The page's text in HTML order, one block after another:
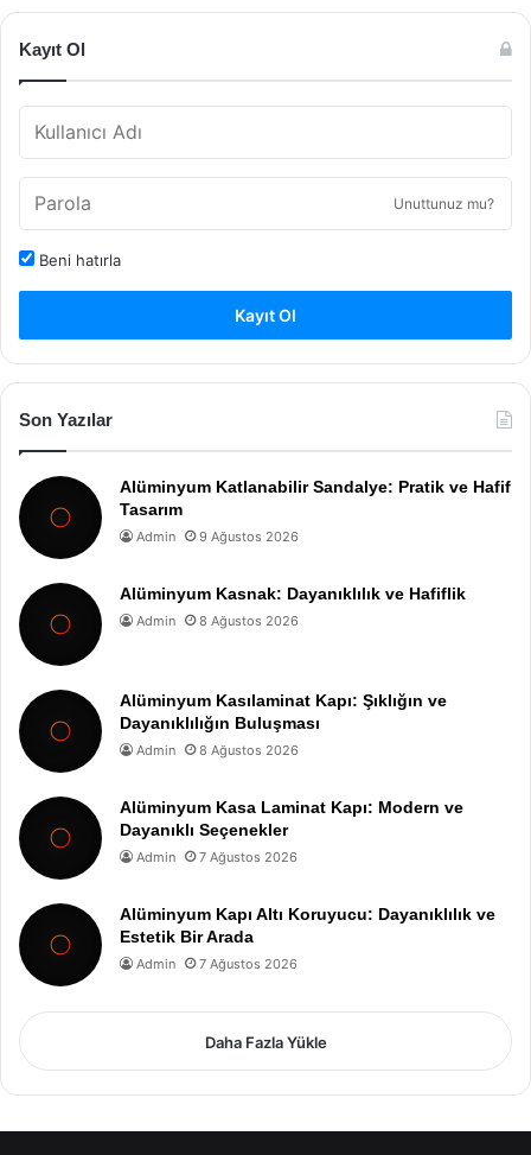
Kayıt Ol
Unuttunuz mu?
Beni hatırla
Kayıt Ol
Son Yazılar
Alüminyum Katlanabilir Sandalye: Pratik ve Hafif
Tasarım
Admin 9 Ağustos 2026
Alüminyum Kasnak: Dayanıklılık ve Hafiflik
Admin 8 Ağustos 2026
Alüminyum Kasılaminat Kapı: Şıklığın ve
Dayanıklılığın Buluşması
Admin 8 Ağustos 2026
Alüminyum Kasa Laminat Kapı: Modern ve
Dayanıklı Seçenekler
Admin 7 Ağustos 2026
Alüminyum Kapı Altı Koruyucu: Dayanıklılık ve
Estetik Bir Arada
Admin 7 Ağustos 2026
Daha Fazla Yükle